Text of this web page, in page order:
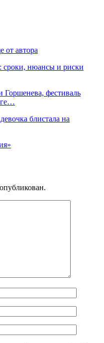
от автора
сроки, нюансы и риски
фестиваль
блистала на